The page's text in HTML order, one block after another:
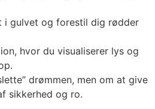
gulvet og forestil dig rødder
hvor du visualiserer lys og
drømmen, men om at give
sikkerhed og ro.